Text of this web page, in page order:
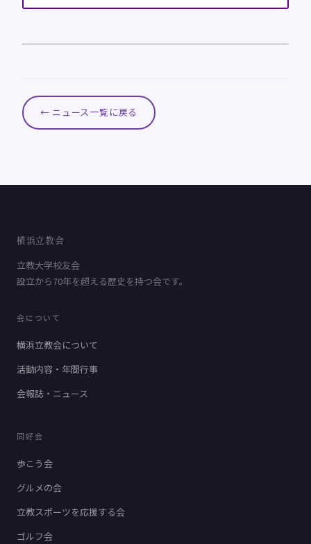
← ニュース一覧に戻る
横浜立教会
立教大学校友会
設立から70年を超える歴史を持つ会です。
会について
横浜立教会について
活動内容・年間行事
会報誌・ニュース
同好会
歩こう会
グルメの会
立教スポーツを応援する会
ゴルフ会